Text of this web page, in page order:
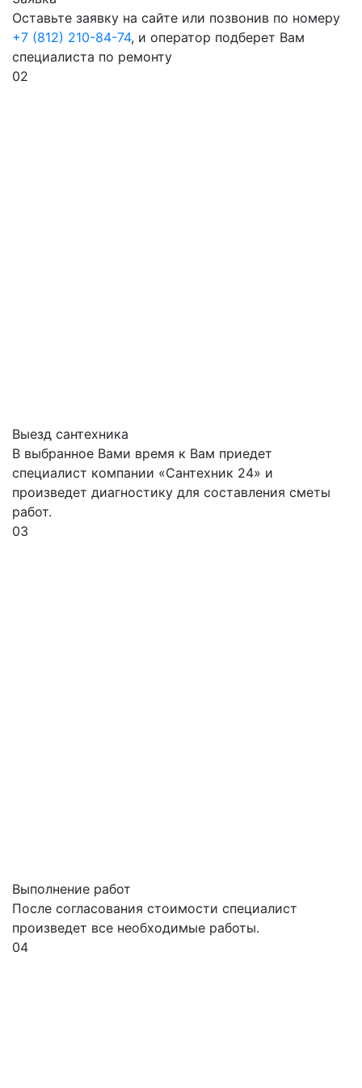
Оставьте заявку на сайте или позвонив по номеру
+7 (812) 210-84-74, и оператор подберет Вам
специалиста по ремонту
02
Выезд сантехника
В выбранное Вами время к Вам приедет
специалист компании «Сантехник 24» и
произведет диагностику для составления сметы
работ.
03
Выполнение работ
После согласования стоимости специалист
произведет все необходимые работы.
04